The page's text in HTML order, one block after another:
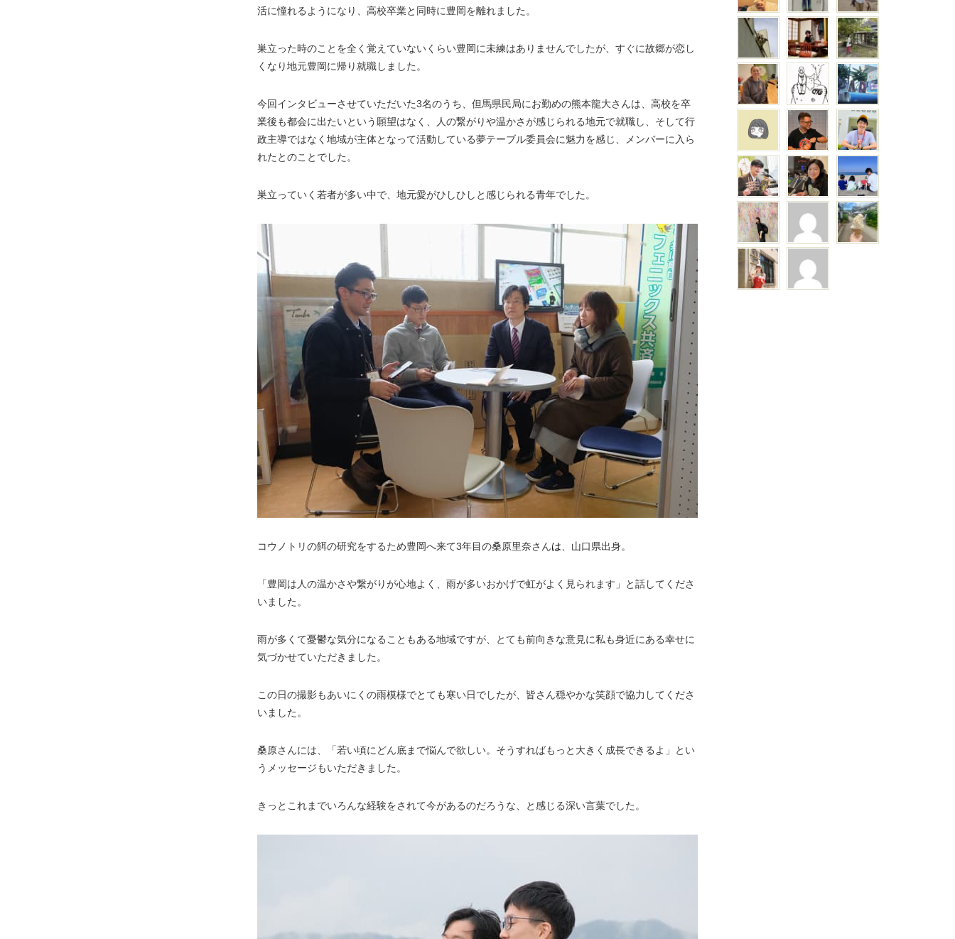
活に憧れるようになり、高校卒業と同時に豊岡を離れました。
巣立った時のことを全く覚えていないくらい豊岡に未練はありませんでしたが、すぐに故郷が恋し
くなり地元豊岡に帰り就職しました。
今回インタビューさせていただいた3名のうち、但馬県民局にお勤めの熊本龍大さんは、高校を卒
業後も都会に出たいという願望はなく、人の繋がりや温かさが感じられる地元で就職し、そして行
政主導ではなく地域が主体となって活動している夢テーブル委員会に魅力を感じ、メンバーに入ら
れたとのことでした。
巣立っていく若者が多い中で、地元愛がひしひしと感じられる青年でした。
コウノトリの餌の研究をするため豊岡へ来て3年目の桑原里奈さんは、山口県出身。
「豊岡は人の温かさや繋がりが心地よく、雨が多いおかげで虹がよく見られます」と話してくださ
いました。
雨が多くて憂鬱な気分になることもある地域ですが、とても前向きな意見に私も身近にある幸せに
気づかせていただきました。
この日の撮影もあいにくの雨模様でとても寒い日でしたが、皆さん穏やかな笑顔で協力してくださ
いました。
桑原さんには、「若い頃にどん底まで悩んで欲しい。そうすればもっと大きく成長できるよ」とい
うメッセージもいただきました。
きっとこれまでいろんな経験をされて今があるのだろうな、と感じる深い言葉でした。